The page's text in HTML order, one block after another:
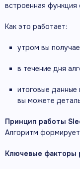
встроенная функция
Как это работает:
утром вы
в течение дня
итоговые данные
вы можете
Принцип работы
Алгоритм формирует
Ключевые факторы